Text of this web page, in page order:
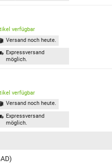
verfügbar
Versand noch heute.
Expressversand
möglich.
verfügbar
Versand noch heute.
Expressversand
möglich.